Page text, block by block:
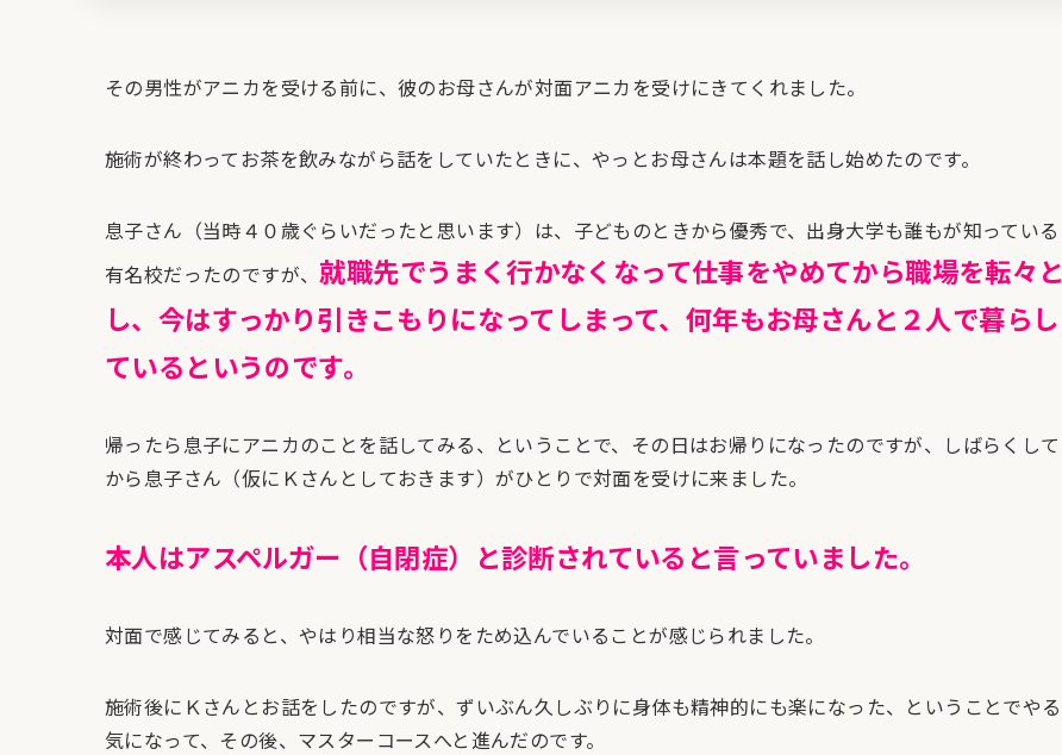
その男性がアニカを受ける前に、彼のお母さんが対面アニカを受けにきてくれました。
施術が終わってお茶を飲みながら話をしていたときに、やっとお母さんは本題を話し始めたのです。
息子さん（当時４０歳ぐらいだったと思います）は、子どものときから優秀で、出身大学も誰もが知っている
有名校だったのですが、就職先でうまく行かなくなって仕事をやめてから職場を転々と
し、今はすっかり引きこもりになってしまって、何年もお母さんと２人で暮らし
ているというのです。
帰ったら息子にアニカのことを話してみる、ということで、その日はお帰りになったのですが、しばらくして
から息子さん（仮にＫさんとしておきます）がひとりで対面を受けに来ました。
本人はアスペルガー（自閉症）と診断されていると言っていました。
対面で感じてみると、やはり相当な怒りをため込んでいることが感じられました。
施術後にＫさんとお話をしたのですが、ずいぶん久しぶりに身体も精神的にも楽になった、ということでやる
気になって、その後、マスターコースへと進んだのです。